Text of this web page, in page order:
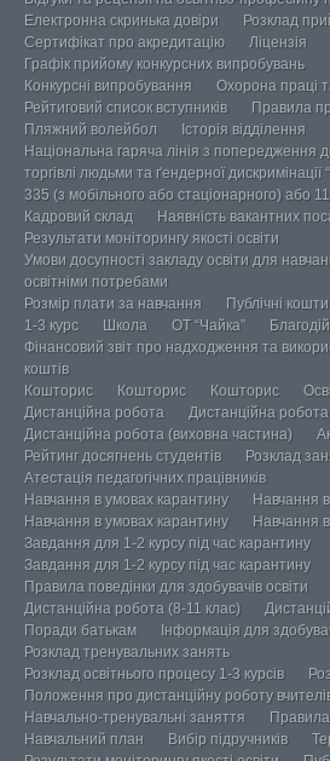
Електронна скринька довіри
Розклад
Сертифікат про акредитацію
Ліцензія
Графік прийому конкурсних випробувань
Конкурсні випробування
Охорона праці
Рейтиговий список вступників
Правила
Пляжний волейбол
Історія відділення
Національна гаряча лінія з попередження
торгівлі людьми та ґендерної дискримінації
335 (з мобільного або стаціонарного) або
Кадровий склад
Наявність вакантних
Результати моніторингу якості освіти
Умови досупності закладу освіти для
освітніми потребами
Розмір плати за навчання
Публічні кошти
1-3 курс
Школа ОТ “Чайка”
Фінансовий звіт про надходження та
коштів
Кошторис
Кошторис Кошторис
Дистанційна робота
Дистанційна
Дистанційна робота (виховна частина)
Рейтинг досягнень студентів
Розклад
Атестація педагогічних працівників
Навчання в умовах карантину
Навчання
Навчання в умовах карантину
Навчання
Завдання для 1-2 курсу під час карантину
Завдання для 1-2 курсу під час карантину
Правила поведінки для здобувачів освіти
Дистанційна робота (8-11 клас)
Поради батькам
Інформація для
Розклад тренувальних занять
Розклад освітнього процесу 1-3 курсів
Положення про дистанційну роботу
Навчально-тренувальні заняття
Навчальний план
Вибір підручників